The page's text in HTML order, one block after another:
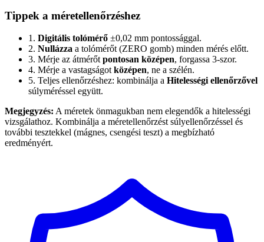
Tippek a méretellenőrzéshez
1. Digitális tolómérő ±0,02 mm pontossággal.
2. Nullázza a tolómérőt (ZERO gomb) minden mérés előtt.
3. Mérje az átmérőtpontosan középen, forgassa 3-szor.
4. Mérje a vastagságotközépen, ne a szélén.
5. Teljes ellenőrzéshez: kombinálja a Hitelességi ellenőrzővel
súlyméréssel együtt.
Megjegyzés: A méretek önmagukban nem elegendők a hitelességi
vizsgálathoz. Kombinálja a méretellenőrzést súlyellenőrzéssel és
további tesztekkel (mágnes, csengési teszt) a megbízható
eredményért.